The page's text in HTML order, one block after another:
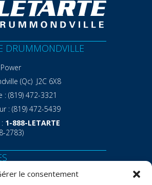
le consentement
DRUMMONDVILLE
(Qc) J2C 6X8
: (819) 472-3321
: (819) 472-5439
1-888-LETARTE
2783)